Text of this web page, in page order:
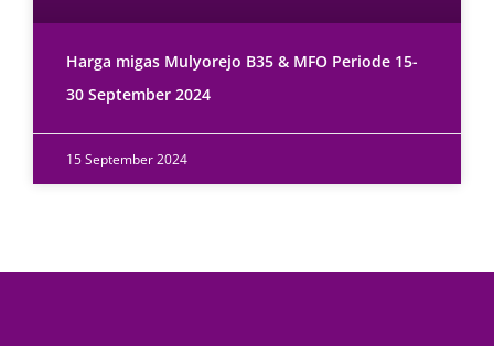
Harga migas Mulyorejo B35 & MFO Periode 15-
30 September 2024
15 September 2024